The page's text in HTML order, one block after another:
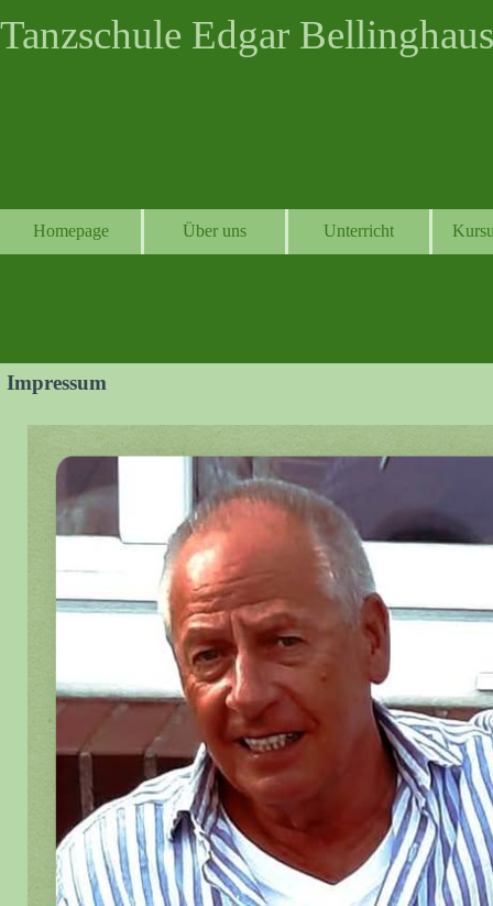
Tanzschule Edgar
Homepage Über uns Unterricht
Impressum